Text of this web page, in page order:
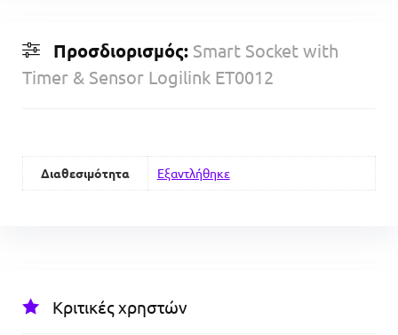
Προσδιορισμός: Smart Socket with
Timer & Sensor Logilink ET0012
Διαθεσιμότητα Εξαντλήθηκε
Κριτικές χρηστών